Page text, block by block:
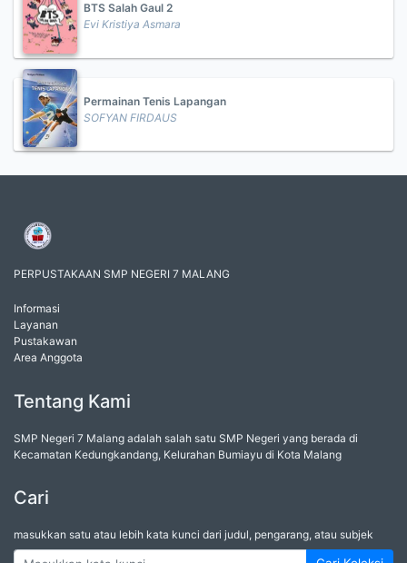
BTS Salah Gaul 2
Evi Kristiya Asmara
Permainan Tenis Lapangan
SOFYAN FIRDAUS
PERPUSTAKAAN SMP NEGERI 7 MALANG
Informasi
Layanan
Pustakawan
Area Anggota
Tentang Kami
SMP Negeri 7 Malang adalah salah satu SMP Negeri yang berada di
Kecamatan Kedungkandang, Kelurahan Bumiayu di Kota Malang
Cari
masukkan satu atau lebih kata kunci dari judul, pengarang, atau subjek